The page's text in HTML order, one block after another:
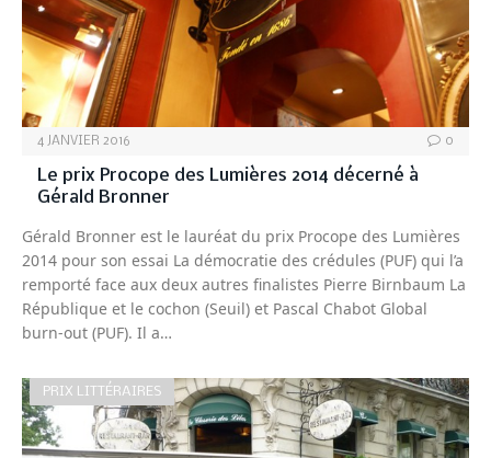
4 JANVIER 2016 0
Le prix Procope des Lumières 2014 décerné à
Gérald Bronner
Gérald Bronner est le lauréat du prix Procope des Lumières
2014 pour son essai La démocratie des crédules (PUF) qui l’a
remporté face aux deux autres finalistes Pierre Birnbaum La
République et le cochon (Seuil) et Pascal Chabot Global
burn-out (PUF). Il a…
PRIX LITTÉRAIRES